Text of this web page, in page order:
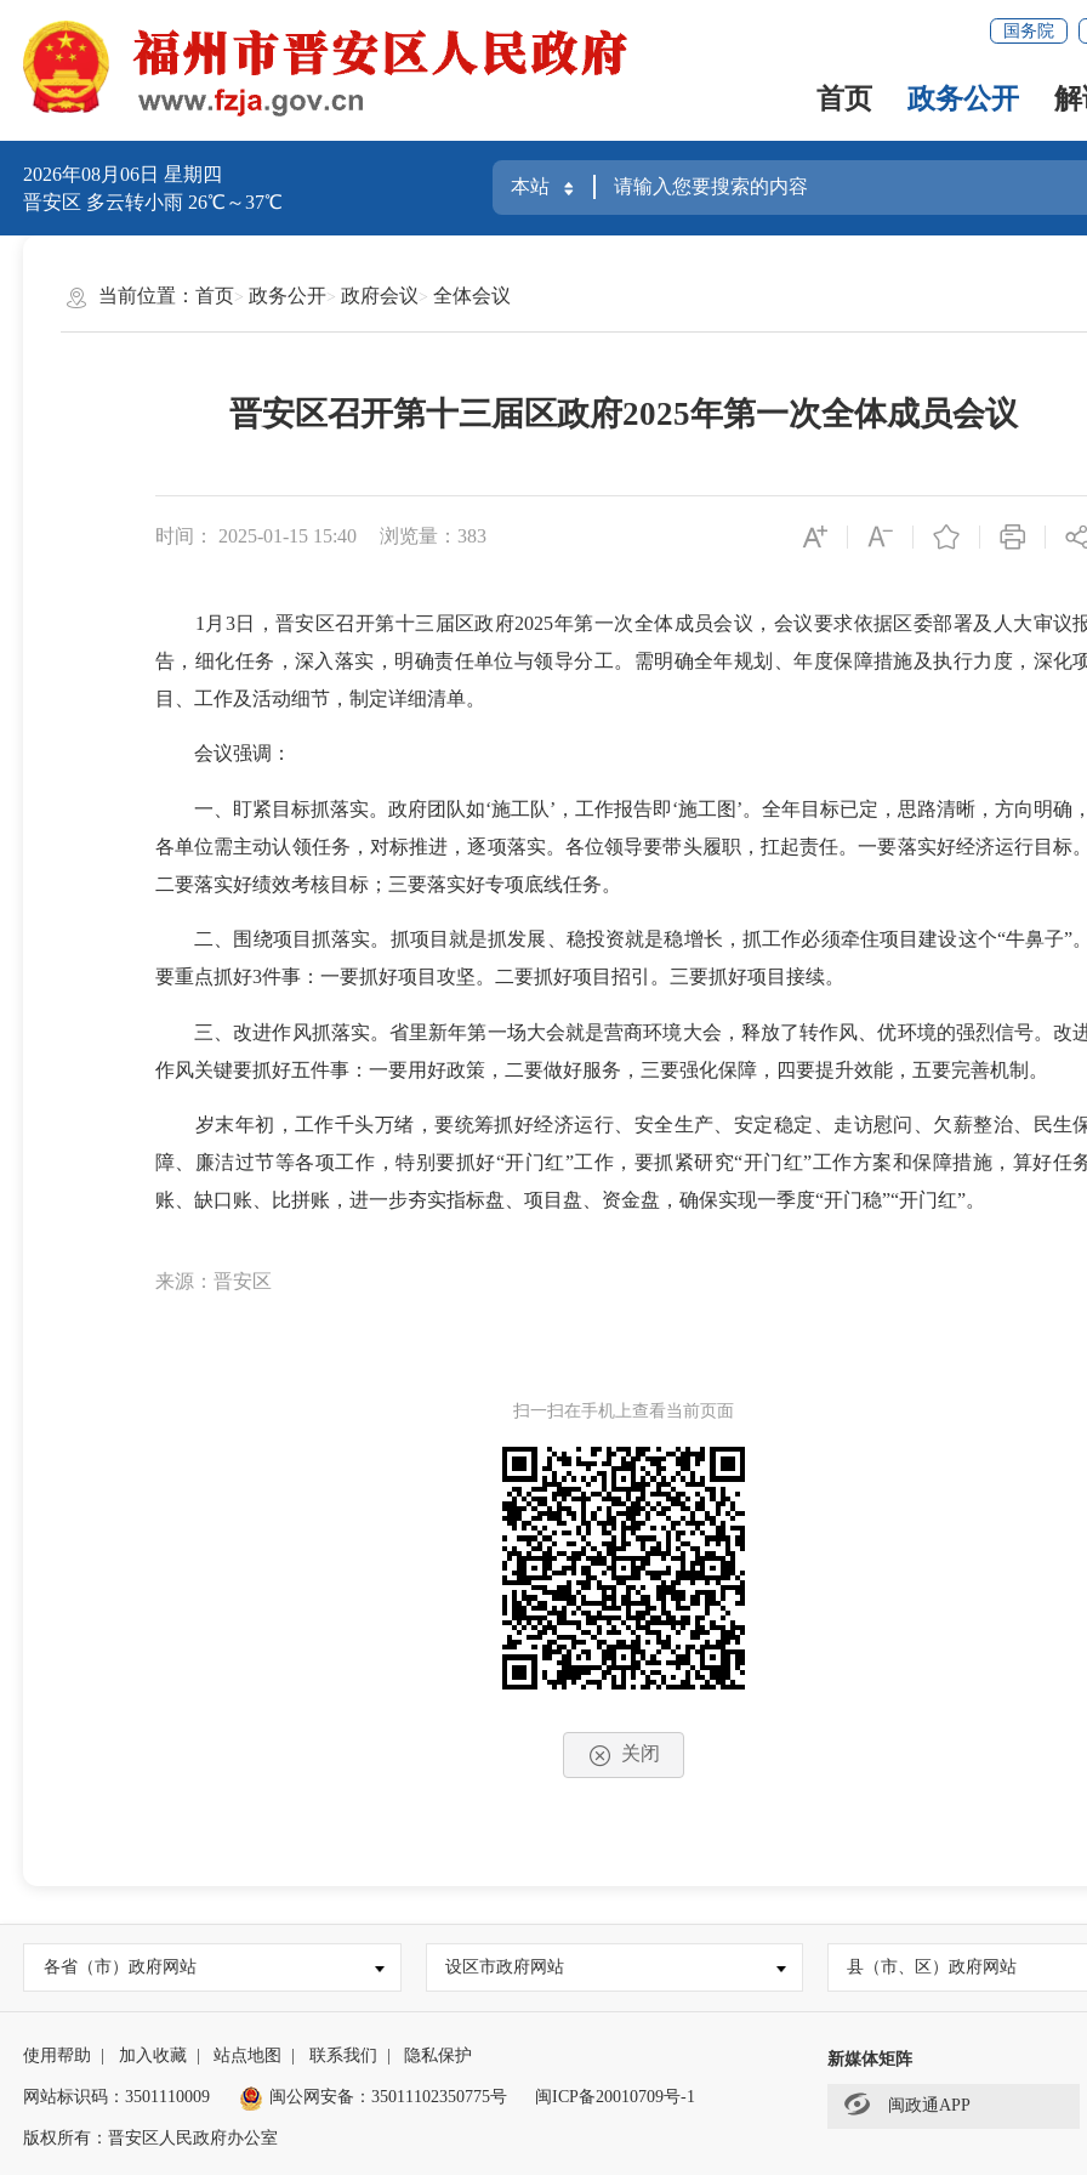
国务院
首页 政务公开
2026年08月06日 星期四
晋安区 多云转小雨 26℃～37℃
当前位置： 首页 政务公开 政府会议 全体会议
晋安区召开第十三届区政府2025年第一次全体成员会议
时间： 2025-01-15 15:40 浏览量：383
1月3日，晋安区召开第十三届区政府2025年第一次全体成员会议，会议要求依据区委部署及人大审议
告，细化任务，深入落实，明确责任单位与领导分工。需明确全年规划、年度保障措施及执行力度，深化
目、工作及活动细节，制定详细清单。
会议强调：
一、盯紧目标抓落实。政府团队如‘施工队’，工作报告即‘施工图’。全年目标已定，思路清晰，方向明确
各单位需主动认领任务，对标推进，逐项落实。各位领导要带头履职，扛起责任。一要落实好经济运行目标
二要落实好绩效考核目标；三要落实好专项底线任务。
二、围绕项目抓落实。抓项目就是抓发展、稳投资就是稳增长，抓工作必须牵住项目建设这个“牛鼻子”
要重点抓好3件事：一要抓好项目攻坚。二要抓好项目招引。三要抓好项目接续。
三、改进作风抓落实。省里新年第一场大会就是营商环境大会，释放了转作风、优环境的强烈信号。改
作风关键要抓好五件事：一要用好政策，二要做好服务，三要强化保障，四要提升效能，五要完善机制。
岁末年初，工作千头万绪，要统筹抓好经济运行、安全生产、安定稳定、走访慰问、欠薪整治、民生
障、廉洁过节等各项工作，特别要抓好“开门红”工作，要抓紧研究“开门红”工作方案和保障措施，算好任
账、缺口账、比拼账，进一步夯实指标盘、项目盘、资金盘，确保实现一季度“开门稳”“开门红”。
来源：晋安区
扫一扫在手机上查看当前页面
关闭
各省（市）政府网站 设区市政府网站 县（市、区）政府网站
使用帮助 加入收藏 站点地图 联系我们 隐私保护
网站标识码：3501110009 闽公网安备：35011102350775号 闽ICP备20010709号-1
版权所有：晋安区人民政府办公室
新媒体矩阵
闽政通APP